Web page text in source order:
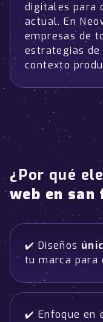
digitales para
actual. En
empresas de
estrategias de
contexto
¿Por qué
web en san
✔️ Diseños
tu marca para
✔️ Enfoque en